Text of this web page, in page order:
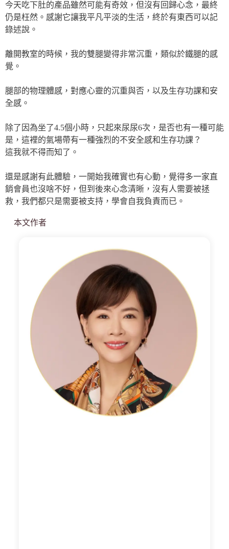
今天吃下肚的產品雖然可能有奇效，但沒有回歸心念，最終
仍是枉然。感謝它讓我平凡平淡的生活，終於有東西可以記
錄述說。
離開教室的時候，我的雙腿變得非常沉重，類似於鐵腿的感
覺。
腿部的物理體感，對應心靈的沉重與否，以及生存功課和安
全感。
除了因為坐了4.5個小時，只起來尿尿6次，是否也有一種可能
是，這裡的氣場帶有一種強烈的不安全感和生存功課？
這我就不得而知了。
還是感謝有此體驗，一開始我確實也有心動，覺得多一家直
銷會員也沒啥不好，但到後來心念清晰，沒有人需要被拯
救，我們都只是需要被支持，學會自我負責而已。
本文作者